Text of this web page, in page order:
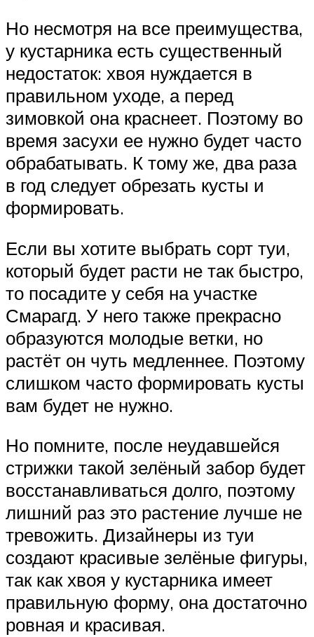
Но несмотря на все преимущества,
у кустарника есть существенный
недостаток: хвоя нуждается в
правильном уходе, а перед
зимовкой она краснеет. Поэтому во
время засухи ее нужно будет часто
обрабатывать. К тому же, два раза
в год следует обрезать кусты и
формировать.
Если вы хотите выбрать сорт туи,
который будет расти не так быстро,
то посадите у себя на участке
Смарагд. У него также прекрасно
образуются молодые ветки, но
растёт он чуть медленнее. Поэтому
слишком часто формировать кусты
вам будет не нужно.
Но помните, после неудавшейся
стрижки такой зелёный забор будет
восстанавливаться долго, поэтому
лишний раз это растение лучше не
тревожить. Дизайнеры из туи
создают красивые зелёные фигуры,
так как хвоя у кустарника имеет
правильную форму, она достаточно
ровная и красивая.